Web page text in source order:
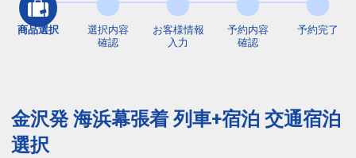
商品選択
選択内容
確認
お客様情報
入力
予約内容
確認
予約完了
金沢発 海浜幕張着 列車+宿泊 交通宿泊
選択